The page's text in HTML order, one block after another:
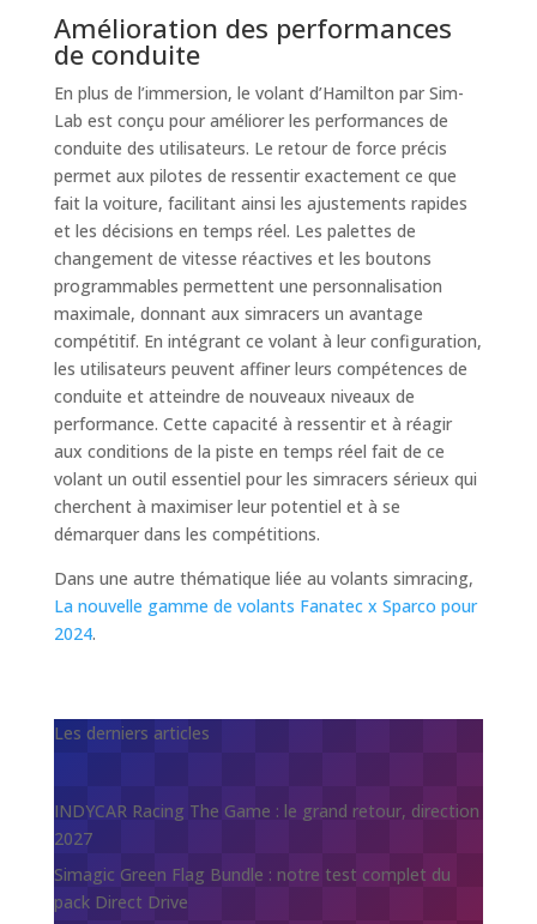
Amélioration des performances
de conduite
En plus de l’immersion, le volant d’Hamilton par Sim-
Lab est conçu pour améliorer les performances de
conduite des utilisateurs. Le retour de force précis
permet aux pilotes de ressentir exactement ce que
fait la voiture, facilitant ainsi les ajustements rapides
et les décisions en temps réel. Les palettes de
changement de vitesse réactives et les boutons
programmables permettent une personnalisation
maximale, donnant aux simracers un avantage
compétitif. En intégrant ce volant à leur configuration,
les utilisateurs peuvent affiner leurs compétences de
conduite et atteindre de nouveaux niveaux de
performance. Cette capacité à ressentir et à réagir
aux conditions de la piste en temps réel fait de ce
volant un outil essentiel pour les simracers sérieux qui
cherchent à maximiser leur potentiel et à se
démarquer dans les compétitions.
Dans une autre thématique liée au volants simracing,
La nouvelle gamme de volants Fanatec x Sparco pour
2024.
Les derniers articles
INDYCAR Racing The Game : le grand retour, direction
2027
Simagic Green Flag Bundle : notre test complet du
pack Direct Drive